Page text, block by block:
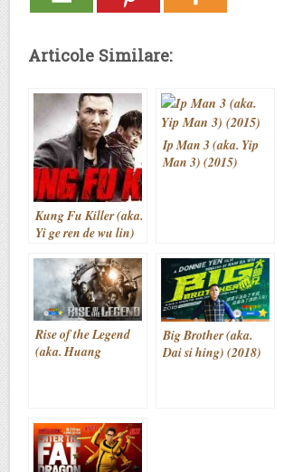
Articole Similare:
Kung Fu Killer (aka.
Yi ge ren de wu lin)
Ip Man 3 (aka. Yip
Man 3) (2015)
Rise of the Legend
(aka. Huang
Big Brother (aka.
Dai si hing) (2018)